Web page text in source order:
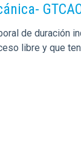
de duración
libre y que